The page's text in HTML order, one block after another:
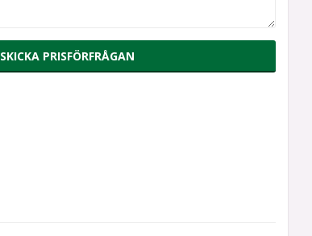
SKICKA PRISFÖRFRÅGAN